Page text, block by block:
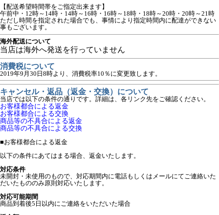
【配送希望時間帯をご指定出来ます】
午前中・12時～14時・14時～16時・16時～18時・18時～20時・20時～21時
ただし時間を指定された場合でも、事情により指定時間内に配達ができない
事もございます。
海外配送について
当店は海外へ発送を行っていません
消費税について
2019年9月30日8時より、消費税率10％に変更致します。
キャンセル・返品（返金・交換）について
当店では以下の条件の通りです。詳細は、各リンク先をご確認ください。
お客様都合による返金
お客様都合による交換
商品等の不具合による返金
商品等の不具合による交換
■お客様都合による返金
以下の条件にあてはまる場合、返金いたします。
対応条件
未開封・未使用のもので、対応期間内に電話もしくはメールにてご連絡いた
だいたもののみ原則対応いたします。
対応可能期間
商品到着後5日以内にご連絡をいただいた場合